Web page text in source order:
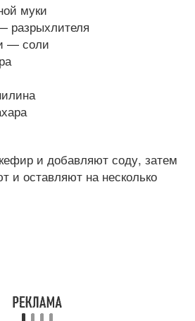
муки
разрыхлителя
— соли
и добавляют соду, затем
и оставляют на несколько